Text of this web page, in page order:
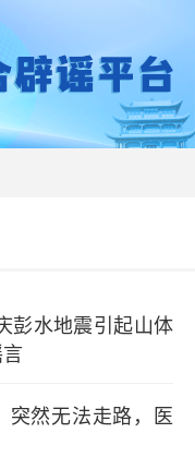
彭水地震引起山体
突然无法走路，医